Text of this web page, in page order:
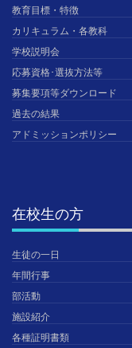
教育目標・特徴
カリキュラム・各教科
学校説明会
応募資格･選抜方法等
募集要項等ダウンロード
過去の結果
アドミッションポリシー
在校生の方
生徒の一日
年間行事
部活動
施設紹介
各種証明書類